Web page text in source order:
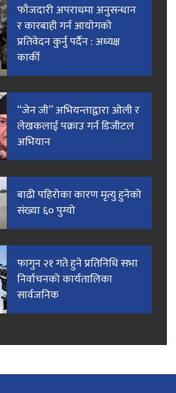
फाैजदारी अपराधमा अनुसन्धान
र कारबाही गर्न आयाेगकाे
प्रतिवेदन कुर्नु पर्दैन : अध्यक्ष
कार्की
“जेन जी” अभियन्ताद्वारा ओली र
लेखकलाई पक्राउ गर्न डिजीटल
अभियान
बाढी पहिरोका कारण मृत्यु हुनेको
संख्या ६० पुग्यो
फागुन २१ गते हुने प्रतिनिधि सभा
निर्वाचनको कार्यतालिका
सार्वजनिक